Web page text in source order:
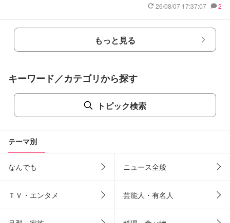
26/08/07 17:37:07 2
もっと見る
キーワード／カテゴリから探す
トピック検索
テーマ別
なんでも ニュース全般
ＴＶ・エンタメ 芸能人・有名人